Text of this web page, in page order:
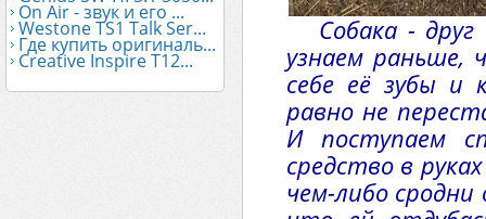
On Air - звук и его ...
Westone TS1 Talk Ser...
Где купить оригиналь...
Creative Inspire T12...
Собака -
узнаем раньше,
себе её зубы и
равно не
И поступаем
средство в
чем-либо